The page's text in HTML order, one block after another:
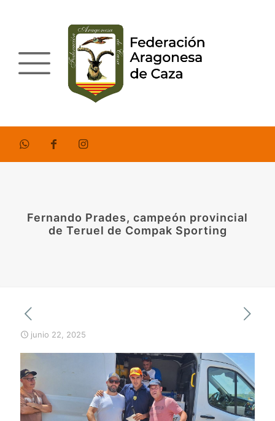
Fernando Prades, campeón provincial
de Teruel de Compak Sporting
junio 22, 2025